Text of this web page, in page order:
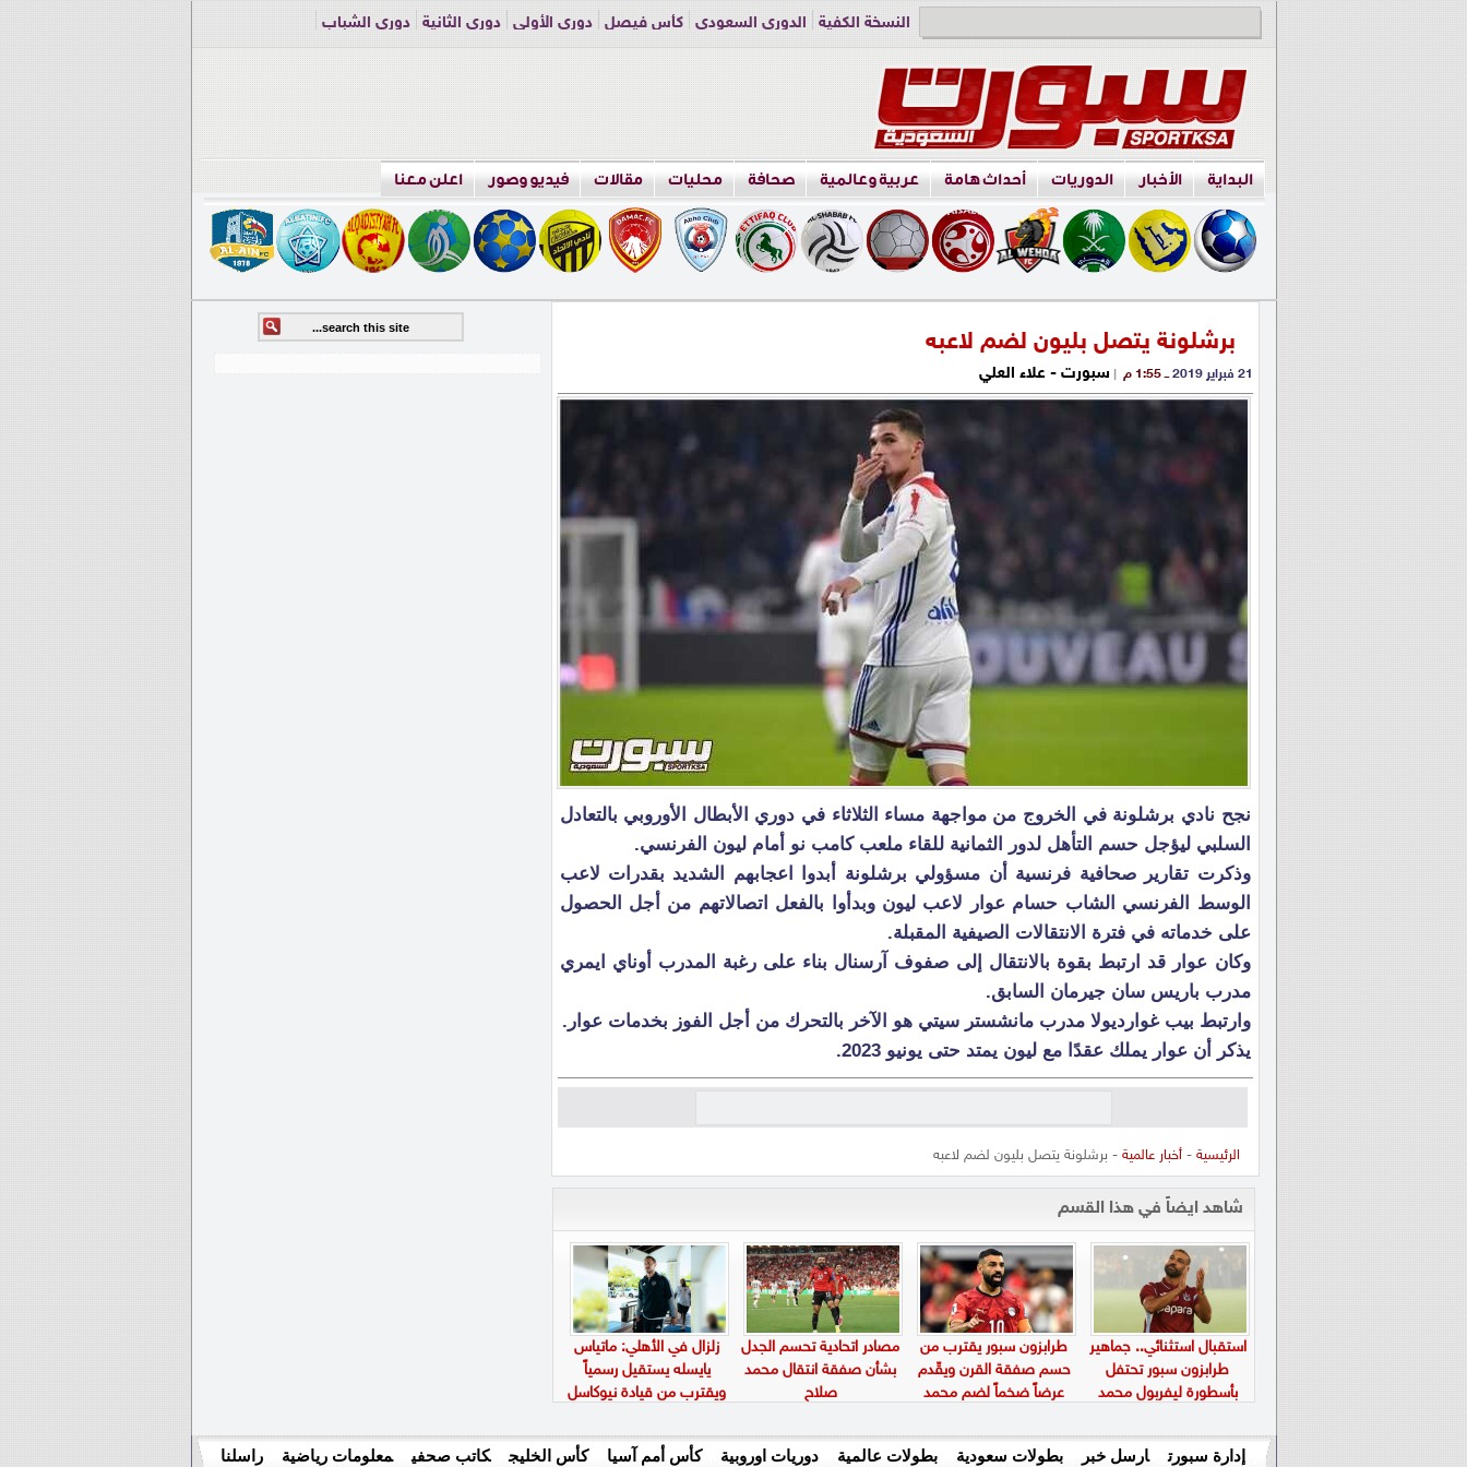
النسخة الكفية الدوري السعودي كأس فيصل دوري الأولى دوري الثانية
دوري الشباب
البداية الأخبار الدوريات أحداث هامة عربية وعالمية صحافة محليات مقالات فيديو وصور اعلن معنا
برشلونة يتصل بليون لضم لاعبه
21 فبراير 2019 ــ 1:55 م | سبورت - علاء العلي
نجح نادي برشلونة في الخروج من مواجهة مساء الثلاثاء في دوري الأبطال الأوروبي بالتعادل
السلبي ليؤجل حسم التأهل لدور الثمانية للقاء ملعب كامب نو أمام ليون الفرنسي.
وذكرت تقارير صحافية فرنسية أن مسؤولي برشلونة أبدوا اعجابهم الشديد بقدرات لاعب
الوسط الفرنسي الشاب حسام عوار لاعب ليون وبدأوا بالفعل اتصالاتهم من أجل الحصول
على خدماته في فترة الانتقالات الصيفية المقبلة.
وكان عوار قد ارتبط بقوة بالانتقال إلى صفوف آرسنال بناء على رغبة المدرب أوناي ايمري
مدرب باريس سان جيرمان السابق.
وارتبط بيب غوارديولا مدرب مانشستر سيتي هو الآخر بالتحرك من أجل الفوز بخدمات عوار.
يذكر أن عوار يملك عقدًا مع ليون يمتد حتى يونيو 2023.
الرئيسية -أخبار عالمية - برشلونة يتصل بليون لضم لاعبه
شاهد ايضاً في هذا القسم
استقبال استثنائي.. جماهير
طرابزون سبور تحتفل
بأسطورة ليفربول محمد
طرابزون سبور يقترب من
حسم صفقة القرن ويقّدم
عرضاً ضخماً لضم محمد
مصادر اتحادية تحسم الجدل
بشأن صفقة انتقال محمد
صلاح
زلزال في الأهلي: ماتياس
يايسله يستقيل رسمياً
ويقترب من قيادة نيوكاسل
إدارة سبورت ارسل خبر بطولات سعودية بطولات عالمية دوريات اوروبية كأس أمم آسيا كأس الخليج كاتب صحفي معلومات رياضية راسلنا